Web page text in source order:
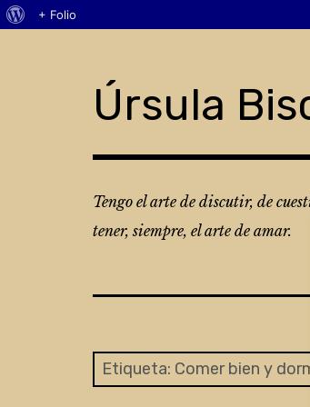
Úrsula
Tengo el arte de discutir, de
tener, siempre, el arte de amar.
Etiqueta: Comer bien y
Acerca
+ Folio